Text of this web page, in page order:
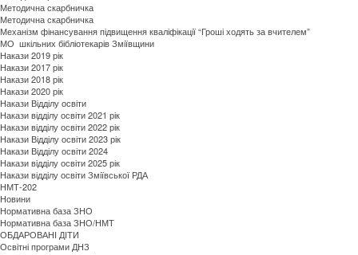
Методична скарбничка
Методична скарбничка
Механізм фінансування підвищення кваліфікації “Гроші ходять за вчителем”
МО шкільних бібліотекарів Зміївщини
Накази 2019 рік
Накази 2017 рік
Накази 2018 рік
Накази 2020 рік
Накази Відділу освіти
Накази відділу освіти 2021 рік
Накази відділу освіти 2022 рік
Накази Відділу освіти 2023 рік
Накази Відділу освіти 2024
Накази відділу освіти 2025 рік
Накази відділу освіти Зміївської РДА
НМТ-202
Новини
Нормативна база ЗНО
Нормативна база ЗНО/НМТ
ОБДАРОВАНI ДIТИ
Освітні програми ДНЗ